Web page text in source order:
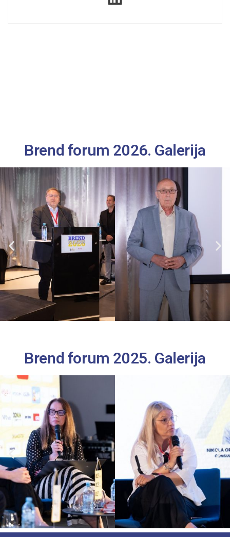
Brend forum 2026. Galerija
Brend forum 2025. Galerija